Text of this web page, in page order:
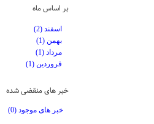
بر اساس ماه
اسفند (2)
بهمن (1)
مرداد (1)
فروردین (1)
خبر های منقضی شده
خبر های موجود (0)